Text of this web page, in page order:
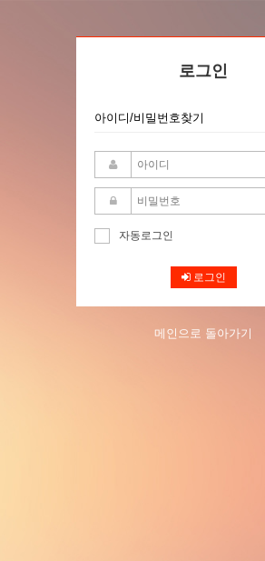
로그인
아이디/비밀번호찾기
자동로그인
로그인
메인으로 돌아가기